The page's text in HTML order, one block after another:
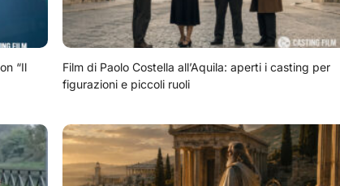
“Il
Film di Paolo Costella all’Aquila: aperti i casting per
figurazioni e piccoli ruoli